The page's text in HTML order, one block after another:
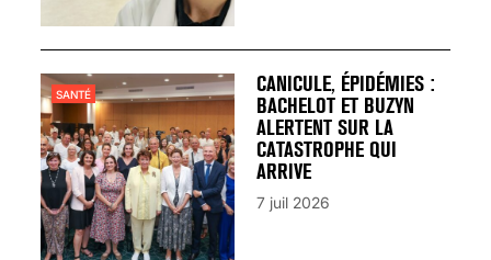
CANICULE, ÉPIDÉMIES :
BACHELOT ET BUZYN
ALERTENT SUR LA
CATASTROPHE QUI
ARRIVE
SANTÉ
7 juil 2026